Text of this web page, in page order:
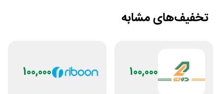
تخفیف‌های مشابه
100,000
100,000